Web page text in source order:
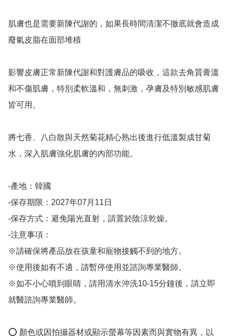
肌膚也是需要新陳代謝的，如果長時間清潔不徹底就會造成
廢氣皮脂在面部堆積
影響皮膚正常新陳代謝和對護膚品的吸收，這款去角質膏溫
和不傷肌膚，特別柔軟溫和，無刺激，孕膚及特別敏感肌膚
皆可用。
將七香、八白散與天然菊花精心熟出後進行低溫製成甘菊
水，深入肌膚強化肌膚的內部功能。
-產地：韓國
-保存期限：2027年07月11日
-保存方式：避免陽光直射，請置於陰涼乾燥。
-注意事項：
※請確保將產品放在孩童和寵物接觸不到的地方。
※使用後如有不適，請暫停使用並諮詢專業醫師。
※如不小心噴到眼睛，請用清水沖洗10-15分鐘後，請立即
就醫諮詢專業醫師。
⭕️ 顏色或因拍攝器材或顯示螢幕等因素而與實物有異，以